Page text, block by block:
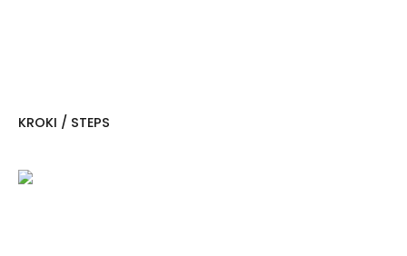
KROKI / STEPS